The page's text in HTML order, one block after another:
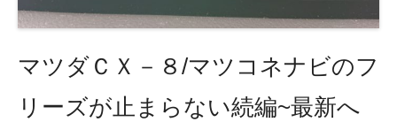
マツダＣＸ－８/マツコネナビのフ
リーズが止まらない続編~最新へ